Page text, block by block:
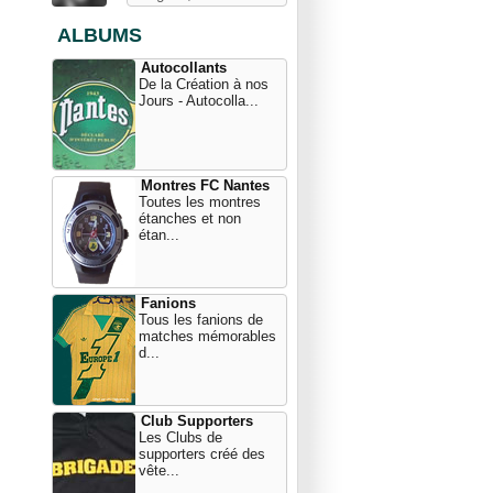
ALBUMS
Autocollants
De la Création à nos
Jours - Autocolla...
Montres FC Nantes
Toutes les montres
étanches et non
étan...
Fanions
Tous les fanions de
matches mémorables
d...
Club Supporters
Les Clubs de
supporters créé des
vête...